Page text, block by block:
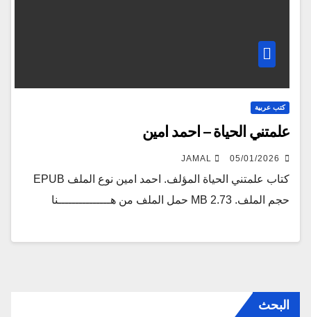
كتب عربية
علمتني الحياة – احمد امين
05/01/2026
JAMAL
كتاب علمتني الحياة المؤلف. احمد امين نوع الملف EPUB
حجم الملف. 2.73 MB حمل الملف من هـــــــــــــــنا
البحث